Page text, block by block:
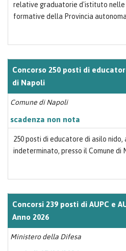
relative graduatorie d'istituto nelle
formative della Provincia
Concorso 250 posti di
di Napoli
Comune di Napoli
scadenza non nota
250 posti di educatore di asilo nido,
indeterminato, presso il Comune di
Concorsi 239 posti di AUPC e
Anno 2026
Ministero della Difesa